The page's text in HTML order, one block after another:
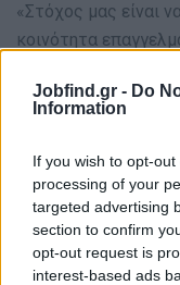
Jobfind.gr - Do
Information
If you wish to opt-
processing of your
targeted advertising
section to confirm
opt-out request is
interest-based ads
«Στόχος μας είναι
κοινότητα
ουσιαστικά στην
Chapter.
Περισσότερες
RSVP / Προεγγραφή
Επικοινωνία: